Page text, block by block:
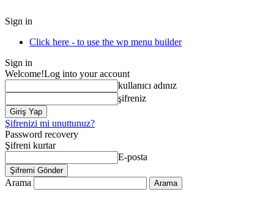
Sign in
Click here - to use the wp menu builder
Sign in
Welcome!Log into your account
kullanıcı adınız
şifreniz
Şifrenizi mi unuttunuz?
Password recovery
Şifreni kurtar
E-posta
Arama